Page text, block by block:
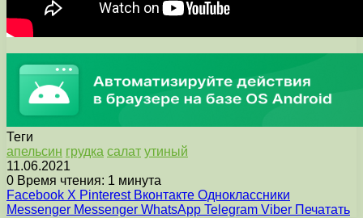
Теги
апельсин грудка салат утиный
11.06.2021
0 Время чтения: 1 минута
Facebook X Pinterest Вконтакте Одноклассники
Messenger Messenger WhatsApp Telegram Viber Печатать